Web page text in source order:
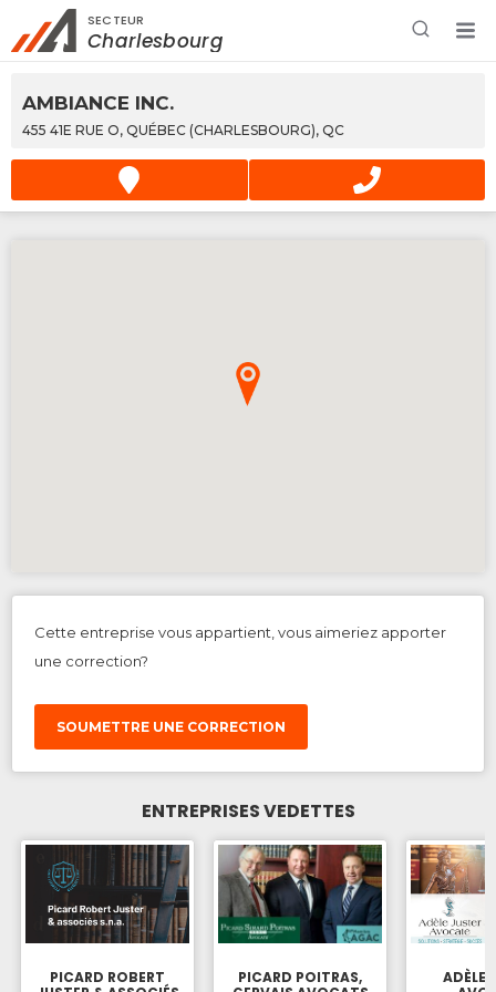
Rechercher à proximité - Entreprise / Rabais /
Services
SECTEUR
Charlesbourg
AMBIANCE INC.
455 41E RUE O, QUÉBEC (CHARLESBOURG), QC
Cette entreprise vous appartient, vous aimeriez apporter
une correction?
SOUMETTRE UNE CORRECTION
ENTREPRISES VEDETTES
PICARD ROBERT
PICARD POITRAS,
ADÈLE